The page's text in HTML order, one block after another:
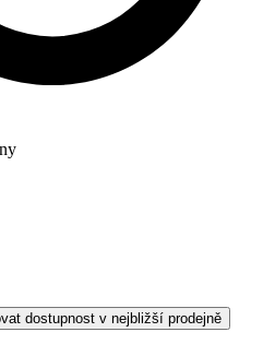
dostupnost v nejbližší prodejně